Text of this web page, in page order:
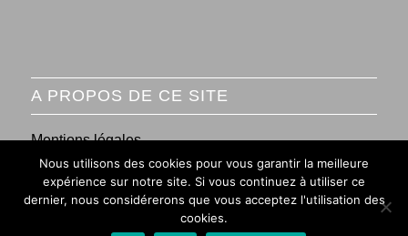
A PROPOS DE CE SITE
Mentions légales
Conditions générales de vente
Nous utilisons des cookies pour vous garantir la meilleure
expérience sur notre site. Si vous continuez à utiliser ce
dernier, nous considérerons que vous acceptez l'utilisation des
cookies.